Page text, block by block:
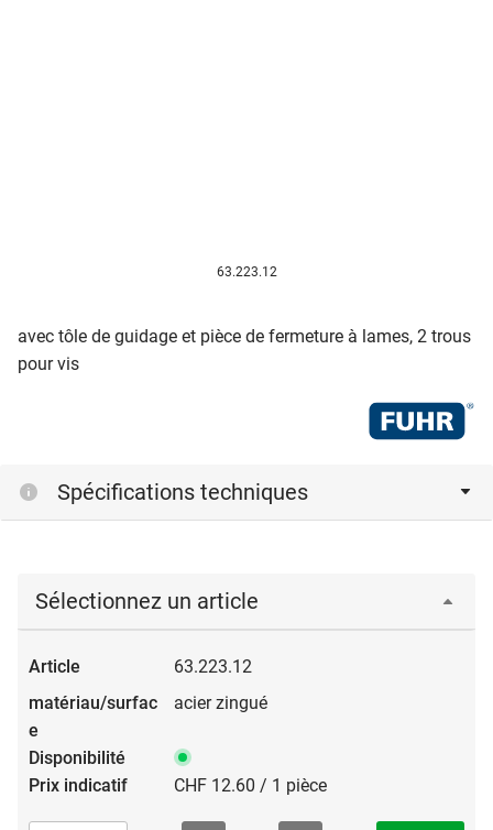
63.223.12
avec tôle de guidage et pièce de fermeture à lames, 2 trous
pour vis
Spécifications techniques
Sélectionnez un article
63.223.12
acier zingué
CHF 12.60 / 1 pièce